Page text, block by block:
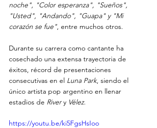
noche", "Color esperanza", "Sueños",
"Usted", "Andando", "Guapa" y "Mi
corazón se fue", entre muchos otros.
Durante su carrera como cantante ha
cosechado una extensa trayectoria de
éxitos, récord de presentaciones
consecutivas en el Luna Park, siendo el
único artista pop argentino en llenar
estadios de River y Vélez.
https://youtu.be/ki5FgsHsIoo